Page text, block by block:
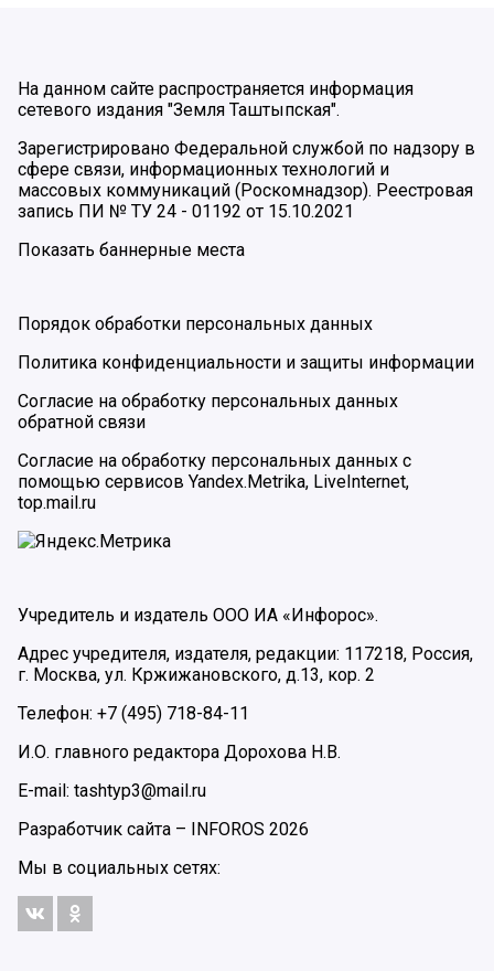
На данном сайте распространяется информация
сетевого издания "Земля Таштыпская".
Зарегистрировано Федеральной службой по надзору в
сфере связи, информационных технологий и
массовых коммуникаций (Роскомнадзор). Реестровая
запись ПИ № ТУ 24 - 01192 от 15.10.2021
Показать баннерные места
Порядок обработки персональных данных
Политика конфиденциальности и защиты информации
Согласие на обработку персональных данных
обратной связи
Согласие на обработку персональных данных с
помощью сервисов Yandex.Metrika, LiveInternet,
top.mail.ru
Учредитель и издатель ООО ИА «Инфорос».
Адрес учредителя, издателя, редакции: 117218, Россия,
г. Москва, ул. Кржижановского, д.13, кор. 2
Телефон: +7 (495) 718-84-11
И.О. главного редактора Дорохова Н.В.
E-mail: tashtyp3@mail.ru
Разработчик сайта – INFOROS 2026
Мы в социальных сетях: